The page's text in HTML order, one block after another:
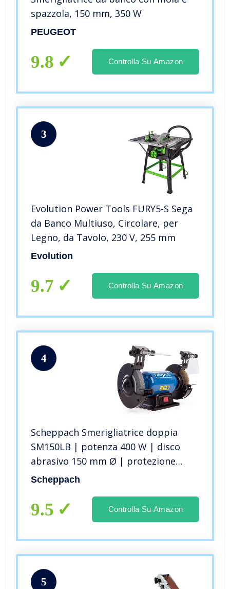
spazzola, 150 mm, 350 W
PEUGEOT
9.8 Controlla Su Amazon
3
Evolution Power Tools FURY5-S Sega
da Banco Multiuso, Circolare, per
Legno, da Tavolo, 230 V, 255 mm
Evolution
9.7 Controlla Su Amazon
4
Scheppach Smerigliatrice doppia
SM150LB | potenza 400 W | disco
abrasivo 150 mm Ø | protezione
regolabile | luci da lavoro a LED |
Scheppach
9.5 Controlla Su Amazon
5